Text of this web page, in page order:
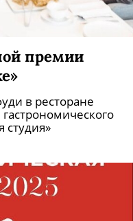
премии
в ресторане
студия»